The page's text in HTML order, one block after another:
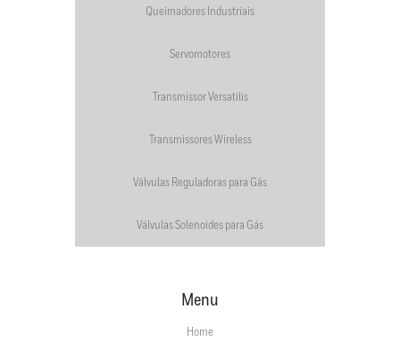
Queimadores Industriais
Servomotores
Transmissor Versatilis
Transmissores Wireless
Válvulas Reguladoras para Gás
Válvulas Solenoides para Gás
Menu
Home